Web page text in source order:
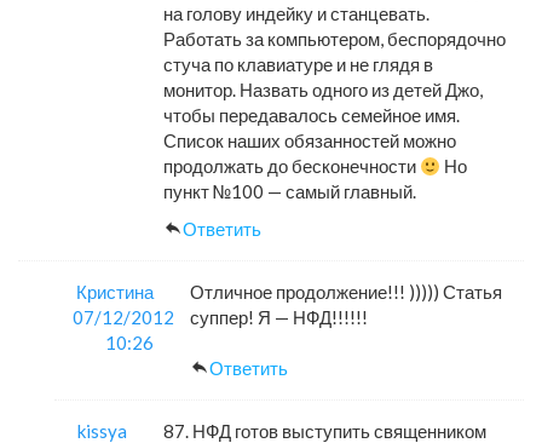
на голову индейку и станцевать.
Работать за компьютером, беспорядочно
стуча по клавиатуре и не глядя в
монитор. Назвать одного из детей Джо,
чтобы передавалось семейное имя.
Список наших обязанностей можно
продолжать до бесконечности
Но
пункт №100 — самый главный.
Ответить
Кристина
07/12/2012
10:26
Отличное продолжение!!! ))))) Статья
суппер! Я — НФД!!!!!!
Ответить
kissya
87. НФД готов выступить священником